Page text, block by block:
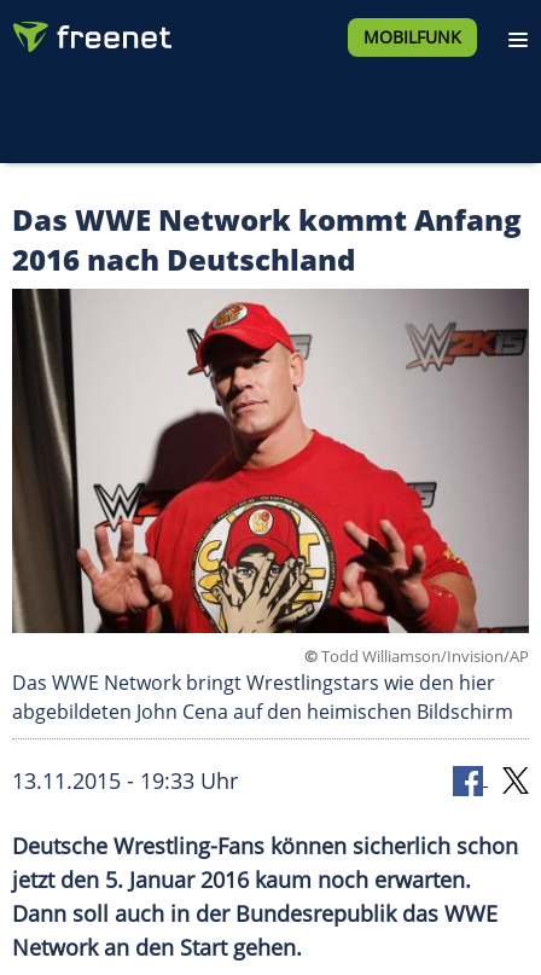
MOBILFUNK
Das WWE Network kommt Anfang
2016 nach Deutschland
©Todd Williamson/Invision/AP
Das WWE Network bringt Wrestlingstars wie den hier
abgebildeten John Cena auf den heimischen Bildschirm
13.11.2015 - 19:33 Uhr
Deutsche Wrestling-Fans können sicherlich schon
jetzt den 5. Januar 2016 kaum noch erwarten.
Dann soll auch in der Bundesrepublik das WWE
Network an den Start gehen.